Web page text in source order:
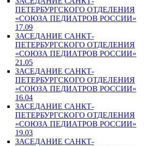
ПЕТЕРБУРГСКОГО ОТДЕЛЕНИЯ
«СОЮЗА ПЕДИАТРОВ РОССИИ»
17.09
ЗАСЕДАНИЕ САНКТ-
ПЕТЕРБУРГСКОГО ОТДЕЛЕНИЯ
«СОЮЗА ПЕДИАТРОВ РОССИИ»
21.05
ЗАСЕДАНИЕ САНКТ-
ПЕТЕРБУРГСКОГО ОТДЕЛЕНИЯ
«СОЮЗА ПЕДИАТРОВ РОССИИ»
16.04
ЗАСЕДАНИЕ САНКТ-
ПЕТЕРБУРГСКОГО ОТДЕЛЕНИЯ
«СОЮЗА ПЕДИАТРОВ РОССИИ»
19.03
ЗАСЕДАНИЕ САНКТ-